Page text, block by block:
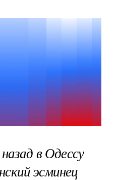
в Одессу
эсминец